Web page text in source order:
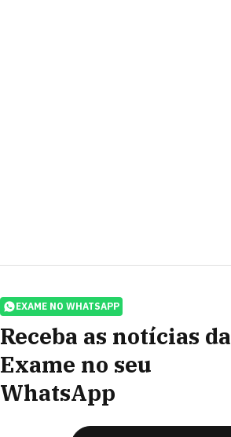
EXAME NO WHATSAPP
Receba as notícias da
Exame no seu
WhatsApp